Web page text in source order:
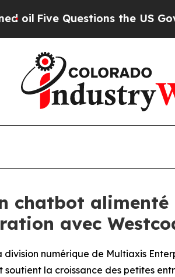
Questions the US
chatbot
avec
division numérique de Multiaxis
la croissance des petites